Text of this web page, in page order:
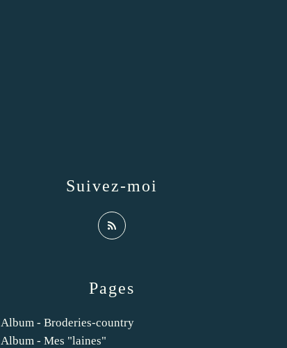
Pages
Album - Broderies-country
Album - Mes "laines"
Suivez-moi